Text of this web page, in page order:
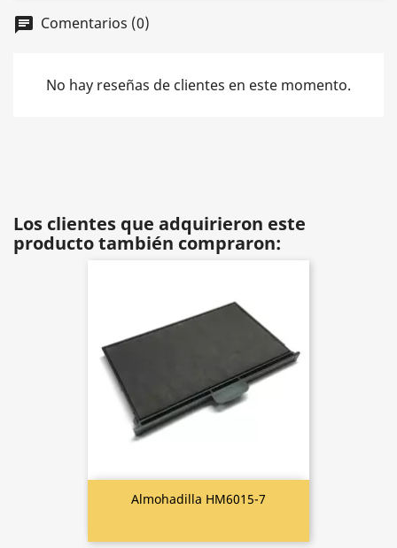
chat Comentarios (0)
No hay reseñas de clientes en este momento.
Los clientes que adquirieron este
producto también compraron:
Almohadilla HM6015-7